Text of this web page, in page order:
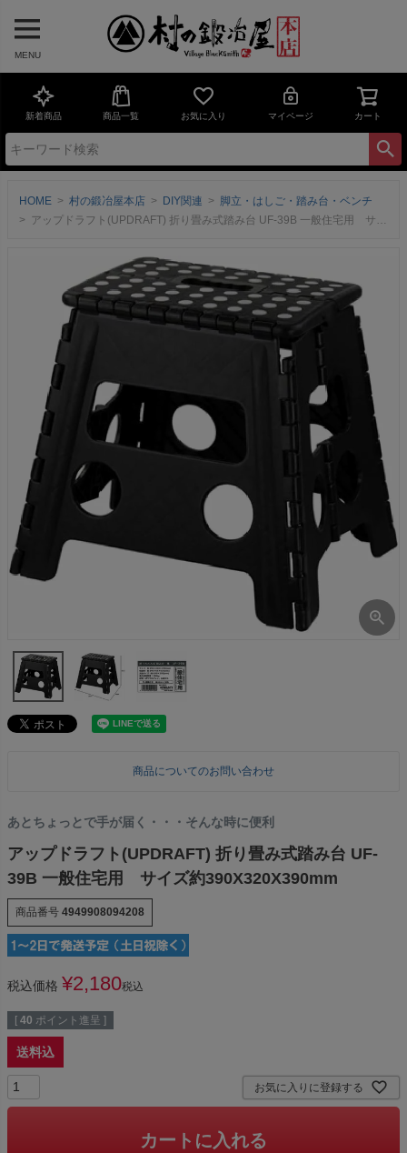
MENU
新着商品 商品一覧 お気に入り マイページ カート
HOME 村の鍛冶屋本店 DIY関連
脚立・はしご・踏み台・ベンチ
アップドラフト(UPDRAFT) 折り畳み式踏み台 UF-39B 一般住宅用 サイズ約390X320X390mm
商品についてのお問い合わせ
あとちょっとで手が届く・・・そんな時に便利
アップドラフト(UPDRAFT) 折り畳み式踏み台 UF-
39B 一般住宅用 サイズ約390X320X390mm
商品番号 4949908094208
税込価格 ¥2,180税込
[ 40 ポイント進呈 ]
送料込
お気に入りに登録する
カートに入れる